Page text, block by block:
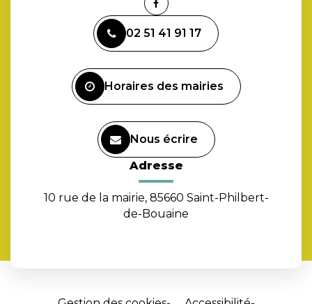
Lien
le
compte
02 51 41 91 17
Horaires des mairies
Nous écrire
Adresse
10 rue de la mairie, 85660 Saint-Philbert-
de-Bouaine